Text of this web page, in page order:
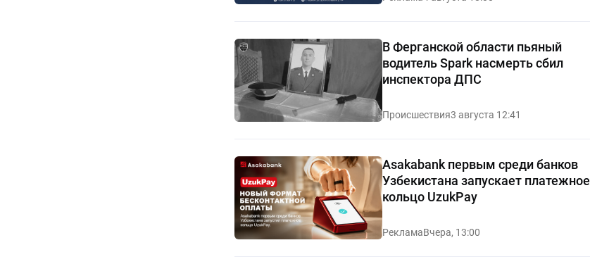
В Ферганской области пьяный
водитель Spark насмерть сбил
инспектора ДПС
Происшествия3 августа 12:41
Asakabank первым среди банков
Узбекистана запускает платежное
кольцо UzukPay
РекламаВчера, 13:00